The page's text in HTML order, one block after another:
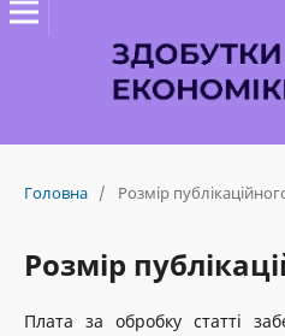
Головна / Розмір
Розмір
Плата за обробку статті